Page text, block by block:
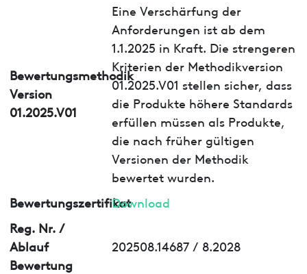
Bewertungsmethodik
Version
01.2025.V01
Eine Verschärfung der
Anforderungen ist ab dem
1.1.2025 in Kraft. Die strengeren
Kriterien der Methodikversion
01.2025.V01 stellen sicher, dass
die Produkte höhere Standards
erfüllen müssen als Produkte,
die nach früher gültigen
Versionen der Methodik
bewertet wurden.
BewertungszertifikatDownload
Reg. Nr. /
Ablauf
Bewertung
202508.14687 / 8.2028